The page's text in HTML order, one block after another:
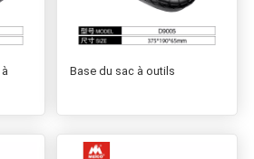
Base du sac à outils